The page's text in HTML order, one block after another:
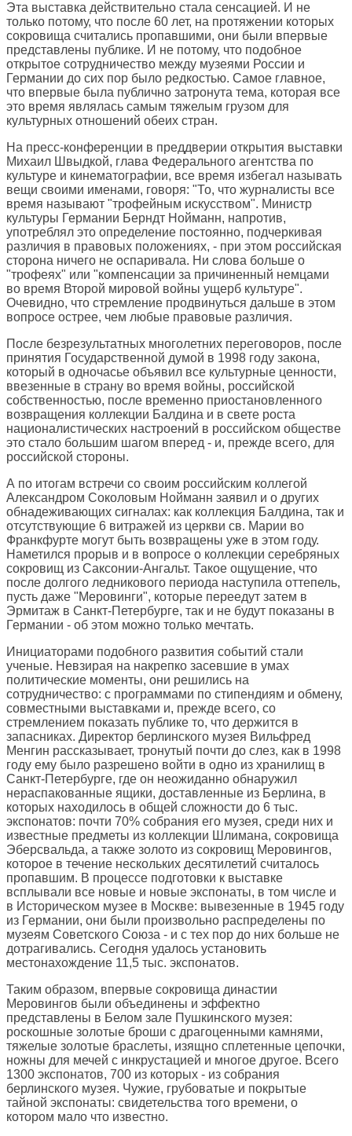
Эта выставка действительно стала сенсацией. И не
только потому, что после 60 лет, на протяжении которых
сокровища считались пропавшими, они были впервые
представлены публике. И не потому, что подобное
открытое сотрудничество между музеями России и
Германии до сих пор было редкостью. Самое главное,
что впервые была публично затронута тема, которая все
это время являлась самым тяжелым грузом для
культурных отношений обеих стран.
На пресс-конференции в преддверии открытия выставки
Михаил Швыдкой, глава Федерального агентства по
культуре и кинематографии, все время избегал называть
вещи своими именами, говоря: "То, что журналисты все
время называют "трофейным искусством". Министр
культуры Германии Берндт Нойманн, напротив,
употреблял это определение постоянно, подчеркивая
различия в правовых положениях, - при этом российская
сторона ничего не оспаривала. Ни слова больше о
"трофеях" или "компенсации за причиненный немцами
во время Второй мировой войны ущерб культуре".
Очевидно, что стремление продвинуться дальше в этом
вопросе острее, чем любые правовые различия.
После безрезультатных многолетних переговоров, после
принятия Государственной думой в 1998 году закона,
который в одночасье объявил все культурные ценности,
ввезенные в страну во время войны, российской
собственностью, после временно приостановленного
возвращения коллекции Балдина и в свете роста
националистических настроений в российском обществе
это стало большим шагом вперед - и, прежде всего, для
российской стороны.
А по итогам встречи со своим российским коллегой
Александром Соколовым Нойманн заявил и о других
обнадеживающих сигналах: как коллекция Балдина, так и
отсутствующие 6 витражей из церкви св. Марии во
Франкфурте могут быть возвращены уже в этом году.
Наметился прорыв и в вопросе о коллекции серебряных
сокровищ из Саксонии-Ангальт. Такое ощущение, что
после долгого ледникового периода наступила оттепель,
пусть даже "Меровинги", которые переедут затем в
Эрмитаж в Санкт-Петербурге, так и не будут показаны в
Германии - об этом можно только мечтать.
Инициаторами подобного развития событий стали
ученые. Невзирая на накрепко засевшие в умах
политические моменты, они решились на
сотрудничество: с программами по стипендиям и обмену,
совместными выставками и, прежде всего, со
стремлением показать публике то, что держится в
запасниках. Директор берлинского музея Вильфред
Менгин рассказывает, тронутый почти до слез, как в 1998
году ему было разрешено войти в одно из хранилищ в
Санкт-Петербурге, где он неожиданно обнаружил
нераспакованные ящики, доставленные из Берлина, в
которых находилось в общей сложности до 6 тыс.
экспонатов: почти 70% собрания его музея, среди них и
известные предметы из коллекции Шлимана, сокровища
Эберсвальда, а также золото из сокровищ Меровингов,
которое в течение нескольких десятилетий считалось
пропавшим. В процессе подготовки к выставке
всплывали все новые и новые экспонаты, в том числе и
в Историческом музее в Москве: вывезенные в 1945 году
из Германии, они были произвольно распределены по
музеям Советского Союза - и с тех пор до них больше не
дотрагивались. Сегодня удалось установить
местонахождение 11,5 тыс. экспонатов.
Таким образом, впервые сокровища династии
Меровингов были объединены и эффектно
представлены в Белом зале Пушкинского музея:
роскошные золотые броши с драгоценными камнями,
тяжелые золотые браслеты, изящно сплетенные цепочки,
ножны для мечей с инкрустацией и многое другое. Всего
1300 экспонатов, 700 из которых - из собрания
берлинского музея. Чужие, грубоватые и покрытые
тайной экспонаты: свидетельства того времени, о
котором мало что известно.